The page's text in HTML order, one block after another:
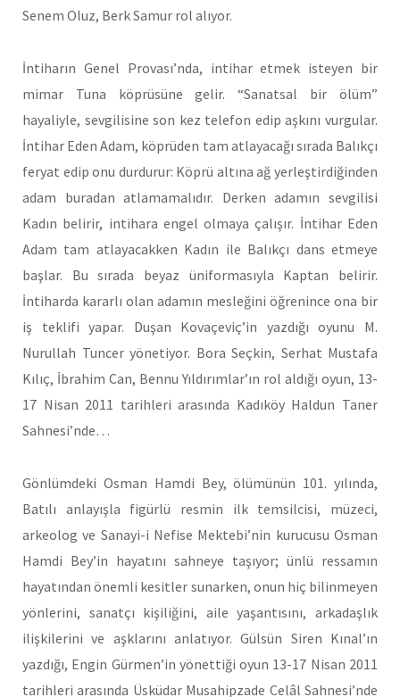
Senem Oluz, Berk Samur rol alıyor.
İntiharın Genel Provası’nda, intihar etmek isteyen bir
mimar Tuna köprüsüne gelir. “Sanatsal bir ölüm”
hayaliyle, sevgilisine son kez telefon edip aşkını vurgular.
İntihar Eden Adam, köprüden tam atlayacağı sırada Balıkçı
feryat edip onu durdurur: Köprü altına ağ yerleştirdiğinden
adam buradan atlamamalıdır. Derken adamın sevgilisi
Kadın belirir, intihara engel olmaya çalışır. İntihar Eden
Adam tam atlayacakken Kadın ile Balıkçı dans etmeye
başlar. Bu sırada beyaz üniformasıyla Kaptan belirir.
İntiharda kararlı olan adamın mesleğini öğrenince ona bir
iş teklifi yapar. Duşan Kovaçeviç’in yazdığı oyunu M.
Nurullah Tuncer yönetiyor. Bora Seçkin, Serhat Mustafa
Kılıç, İbrahim Can, Bennu Yıldırımlar’ın rol aldığı oyun, 13-
17 Nisan 2011 tarihleri arasında Kadıköy Haldun Taner
Sahnesi’nde…
Gönlümdeki Osman Hamdi Bey, ölümünün 101. yılında,
Batılı anlayışla figürlü resmin ilk temsilcisi, müzeci,
arkeolog ve Sanayi-i Nefise Mektebi’nin kurucusu Osman
Hamdi Bey’in hayatını sahneye taşıyor; ünlü ressamın
hayatından önemli kesitler sunarken, onun hiç bilinmeyen
yönlerini, sanatçı kişiliğini, aile yaşantısını, arkadaşlık
ilişkilerini ve aşklarını anlatıyor. Gülsün Siren Kınal’ın
yazdığı, Engin Gürmen’in yönettiği oyun 13-17 Nisan 2011
tarihleri arasında Üsküdar Musahipzade Celâl Sahnesi’nde